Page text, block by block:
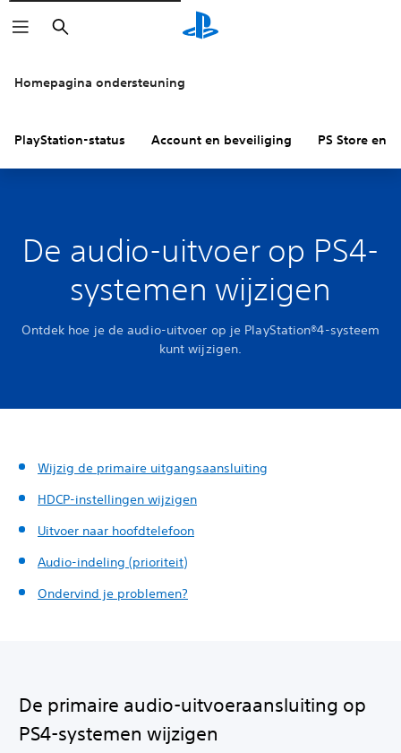
Zoeken
Homepagina ondersteuning
PlayStation-status Account en beveiliging PS Store en
De audio-uitvoer op PS4-
systemen wijzigen
Ontdek hoe je de audio-uitvoer op je PlayStation®4-systeem
kunt wijzigen.
Wijzig de primaire uitgangsaansluiting
HDCP-instellingen wijzigen
Uitvoer naar hoofdtelefoon
Audio-indeling (prioriteit)
Ondervind je problemen?
De primaire audio-uitvoeraansluiting op
PS4-systemen wijzigen